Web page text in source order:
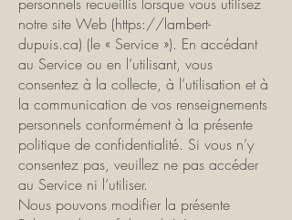
notre site Web (https://lambert-
dupuis.ca) (le « Service »). En accédant
au Service ou en l’utilisant, vous
consentez à la collecte, à l’utilisation et à
la communication de vos renseignements
personnels conformément à la présente
politique de confidentialité. Si vous n’y
consentez pas, veuillez ne pas accéder
au Service ni l’utiliser.
Nous pouvons modifier la présente